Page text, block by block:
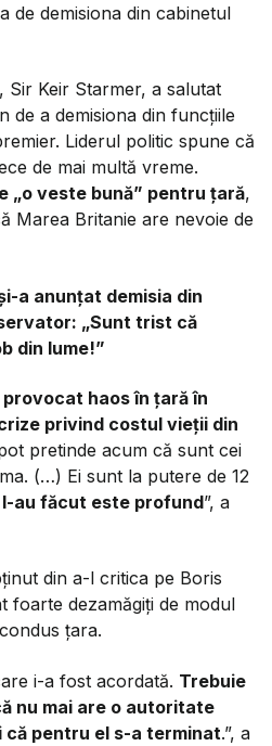
de demisiona din cabinetul
Sir Keir Starmer, a salutat
de a demisiona din funcțiile
Liderul politic spune că
de mai multă vreme.
„o veste bună” pentru țară,
Marea Britanie are nevoie de
a anunțat demisia din
„Sunt trist că
din lume!”
provocat haos în țară în
privind costul vieții din
pretinde acum că sunt cei
(…) Ei sunt la putere de 12
au făcut este profund”, a
din a-l critica pe Boris
foarte dezamăgiți de modul
țara.
i-a fost acordată. Trebuie
nu mai are o autoritate
că pentru el s-a terminat.”, a